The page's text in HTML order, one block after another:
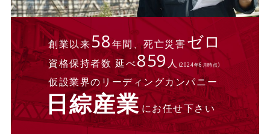
創業以来58年間、死亡災害ゼロ
資格保持者数 延べ859人 (2024年6月時点)
仮設業界のリーディングカンパニー
日綜産業にお任せ下さい